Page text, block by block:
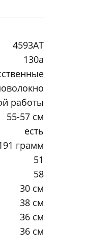
4593AT
130a
работы
55-57 см
есть
грамм
51
58
30 см
38 см
36 см
36 см